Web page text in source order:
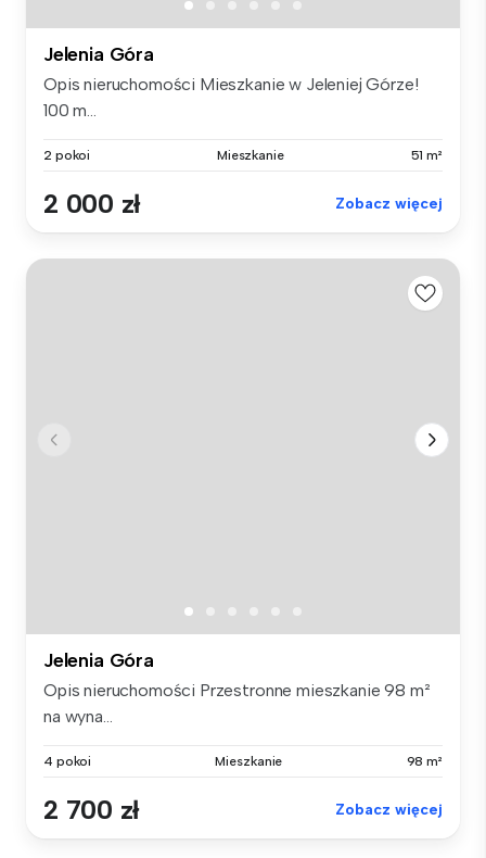
Jelenia Góra
Opis nieruchomości Mieszkanie w Jeleniej Górze!
100 m...
2 pokoi Mieszkanie 51 m²
2 000 zł Zobacz więcej
Jelenia Góra
Opis nieruchomości Przestronne mieszkanie 98 m²
na wyna...
4 pokoi Mieszkanie 98 m²
2 700 zł Zobacz więcej